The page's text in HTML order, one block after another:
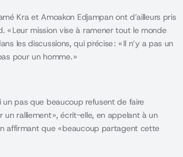
Kra et Amoakon Edjampan ont d’ailleurs pris
« Leur mission vise à ramener tout le monde
les discussions, qui précise : « Il n’y a pas un
pour un homme. »
un pas que beaucoup refusent de faire
ralliement », écrit-elle, en appelant à un
affirmant que « beaucoup partagent cette